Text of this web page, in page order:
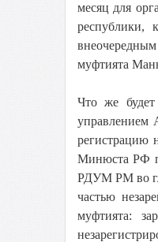
месяц для
республики,
муфтията
Что же
управлением
регистрацию
Минюста РФ
РДУМ РМ во
частью
муфтията: